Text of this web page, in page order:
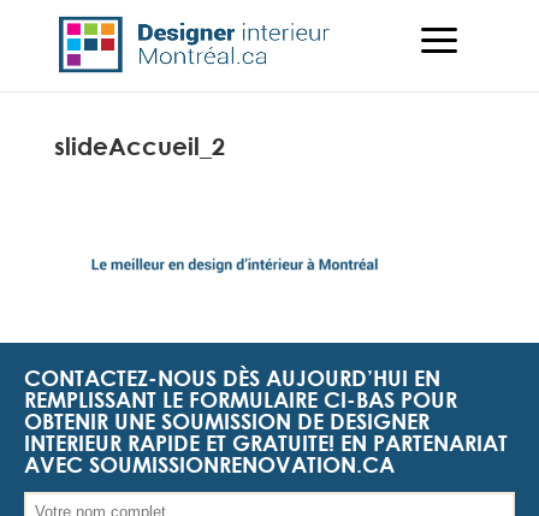
slideAccueil_2
CONTACTEZ-NOUS DÈS AUJOURD’HUI EN
REMPLISSANT LE FORMULAIRE CI-BAS POUR
OBTENIR UNE SOUMISSION DE DESIGNER
INTERIEUR RAPIDE ET GRATUITE! EN PARTENARIAT
AVEC SOUMISSIONRENOVATION.CA